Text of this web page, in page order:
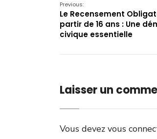
Previous:
Le Recensement
partir de 16 ans : Une
civique essentielle
Laisser un
Vous devez vous